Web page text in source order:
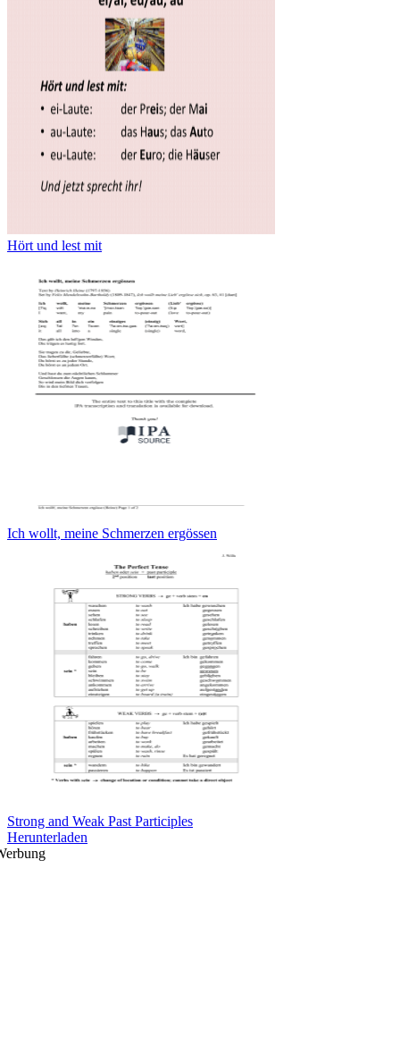
Hört und lest mit
Ich wollt, meine Schmerzen ergössen
Strong and Weak Past Participles
Herunterladen